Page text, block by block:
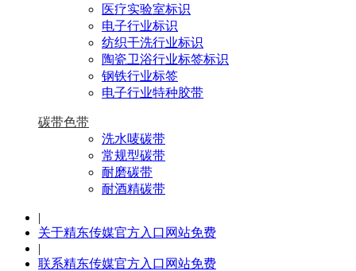
医疗实验室标识
电子行业标识
纺织干洗行业标识
陶瓷卫浴行业标签标识
钢铁行业标签
电子行业特种胶带
碳带色带
洗水唛碳带
常规型碳带
耐磨碳带
耐酒精碳带
|
关于精东传媒官方入口网站免费
|
联系精东传媒官方入口网站免费